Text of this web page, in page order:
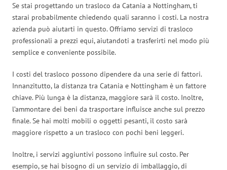
Se stai progettando un trasloco da Catania a Nottingham, ti
starai probabilmente chiedendo quali saranno i costi. La nostra
azienda può aiutarti in questo. Offriamo servizi di trasloco
professionali a prezzi equi, aiutandoti a trasferirti nel modo più
semplice e conveniente possibile.
I costi del trasloco possono dipendere da una serie di fattori.
Innanzitutto, la distanza tra Catania e Nottingham è un fattore
chiave. Più lunga è la distanza, maggiore sarà il costo. Inoltre,
l’ammontare dei beni da trasportare influisce anche sul prezzo
finale. Se hai molti mobili o oggetti pesanti, il costo sarà
maggiore rispetto a un trasloco con pochi beni leggeri.
Inoltre, i servizi aggiuntivi possono influire sul costo. Per
esempio, se hai bisogno di un servizio di imballaggio, di